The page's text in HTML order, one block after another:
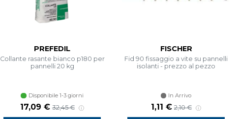
PREFEDIL
Collante rasante bianco p180 per
pannelli 20 kg
Disponibile 1-3 giorni
Prezzo scontato
17,09 € Prezzo di listino
32,45 €
FISCHER
Fid 90 fissaggio a vite su pannelli
isolanti - prezzo al pezzo
In Arrivo
Prezzo scontato
1,11 € Prezzo di listino
2,10 €